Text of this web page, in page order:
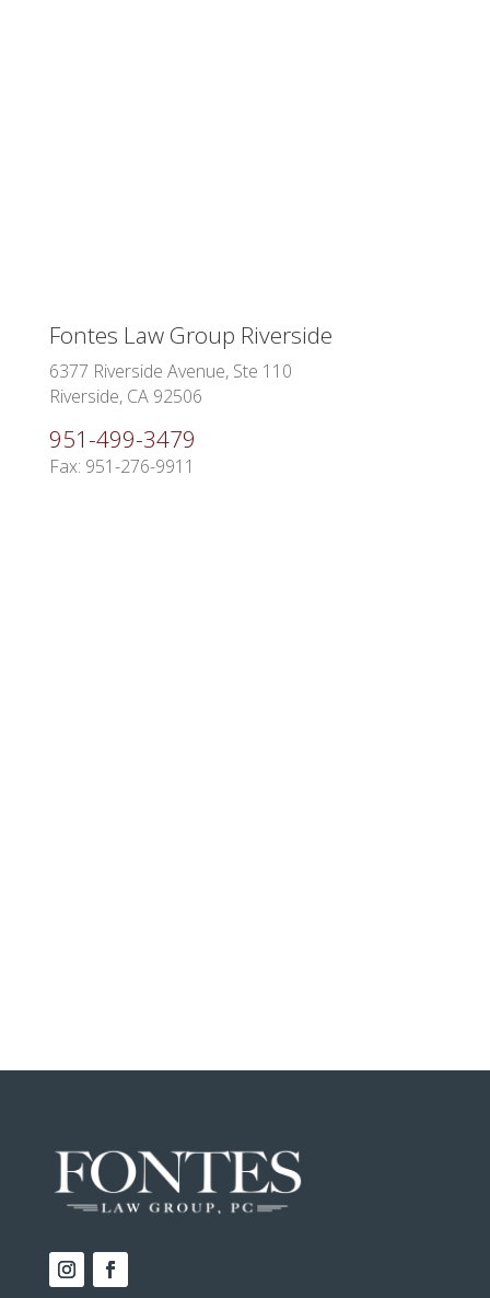
Fontes Law Group Riverside
6377 Riverside Avenue, Ste 110
Riverside, CA 92506
951-499-3479
Fax: 951-276-9911